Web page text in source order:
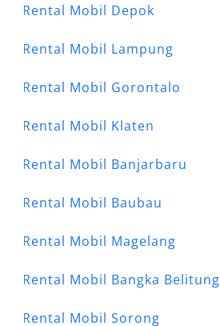
Rental Mobil Depok
Rental Mobil Lampung
Rental Mobil Gorontalo
Rental Mobil Klaten
Rental Mobil Banjarbaru
Rental Mobil Baubau
Rental Mobil Magelang
Rental Mobil Bangka Belitung
Rental Mobil Sorong